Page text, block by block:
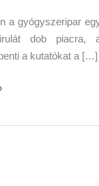
a gyógyszeripar
dob piacra,
a kutatókat a […]